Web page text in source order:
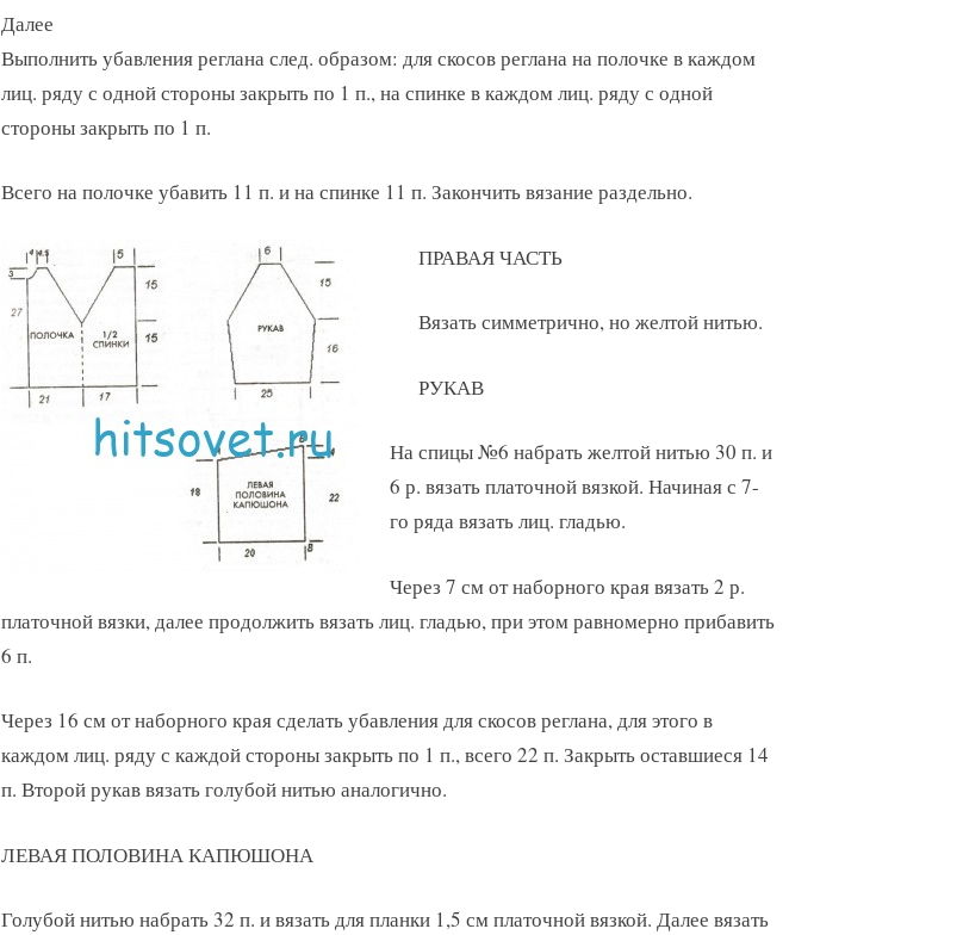
Далее
Выполнить убавления реглана след. образом: для скосов реглана на полочке в каждом
лиц. ряду с одной стороны закрыть по 1 п., на спинке в каждом лиц. ряду с одной
стороны закрыть по 1 п.
Всего на полочке убавить 11 п. и на спинке 11 п. Закончить вязание раздельно.
ПРАВАЯ ЧАСТЬ
Вязать симметрично, но желтой нитью.
РУКАВ
На спицы №6 набрать желтой нитью 30 п. и
6 р. вязать платочной вязкой. Начиная с 7-
го ряда вязать лиц. гладью.
Через 7 см от наборного края вязать 2 р.
платочной вязки, далее продолжить вязать лиц. гладью, при этом равномерно прибавить
6 п.
Через 16 см от наборного края сделать убавления для скосов реглана, для этого в
каждом лиц. ряду с каждой стороны закрыть по 1 п., всего 22 п. Закрыть оставшиеся 14
п. Второй рукав вязать голубой нитью аналогично.
ЛЕВАЯ ПОЛОВИНА КАПЮШОНА
Голубой нитью набрать 32 п. и вязать для планки 1,5 см платочной вязкой. Далее вязать